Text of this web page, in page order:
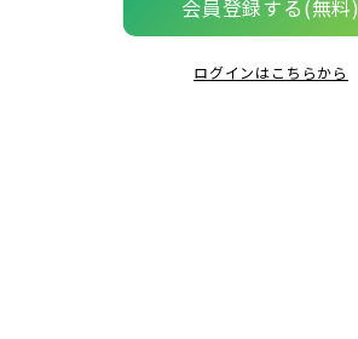
会員登録する(無料)
ログインはこちらから